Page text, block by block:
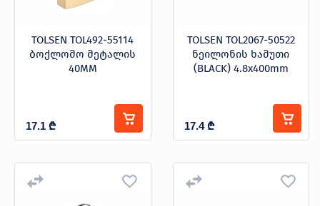
TOLSEN TOL492-55114
ბოქლომო მეტალის
40MM
17.1 ₾
TOLSEN TOL2067-50522
ნეილონის ხამუთი
(BLACK) 4.8x400mm
17.4 ₾